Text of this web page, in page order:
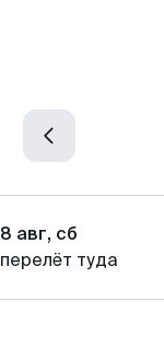
8 авг, сб
перелёт туда